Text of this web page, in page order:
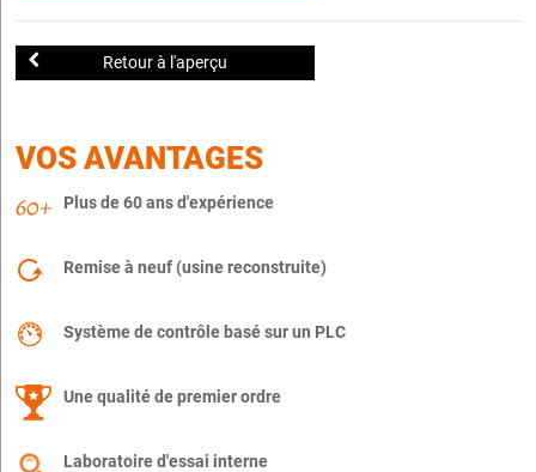
Retour à l'aperçu
VOS AVANTAGES
Plus de 60 ans d'expérience
Remise à neuf (usine reconstruite)
Système de contrôle basé sur un PLC
Une qualité de premier ordre
Laboratoire d'essai interne